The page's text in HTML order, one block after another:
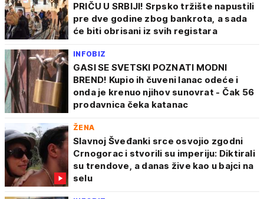
PRIČU U SRBIJI! Srpsko tržište napustili
pre dve godine zbog bankrota, a sada
će biti obrisani iz svih registara
INFOBIZ
GASI SE SVETSKI POZNATI MODNI
BREND! Kupio ih čuveni lanac odeće i
onda je krenuo njihov sunovrat - Čak 56
prodavnica čeka katanac
ŽENA
Slavnoj Šveđanki srce osvojio zgodni
Crnogorac i stvorili su imperiju: Diktirali
su trendove, a danas žive kao u bajci na
selu